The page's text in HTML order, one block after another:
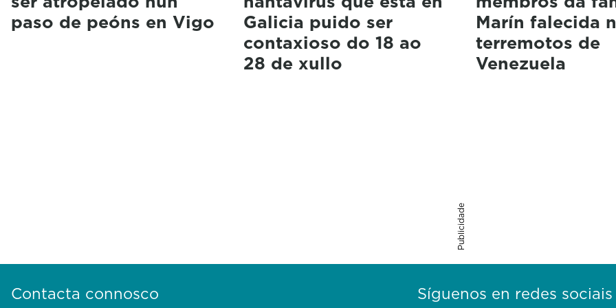
paso de peóns en Vigo
Galicia puido ser
contaxioso do 18 ao
28 de xullo
Marín falecida
terremotos de
Venezuela
Publicidade
Contacta connosco Síguenos en redes sociais